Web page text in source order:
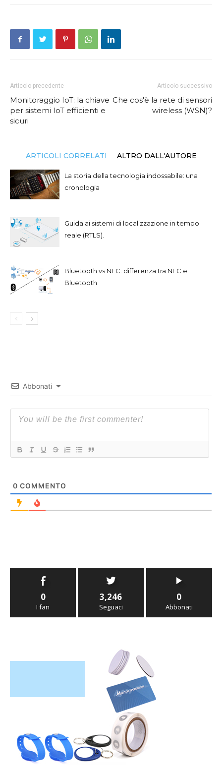
Articolo precedente
Monitoraggio IoT: la chiave
per sistemi IoT efficienti e
sicuri
Articolo successivo
Che cos'è la rete di sensori
wireless (WSN)?
ARTICOLI CORRELATI ALTRO DALL'AUTORE
La storia della tecnologia indossabile: una
cronologia
Guida ai sistemi di localizzazione in tempo
reale (RTLS).
Bluetooth vs NFC: differenza tra NFC e
Bluetooth
Abbonati
0 COMMENTO
0
I fan
3,246
Seguaci
0
Abbonati